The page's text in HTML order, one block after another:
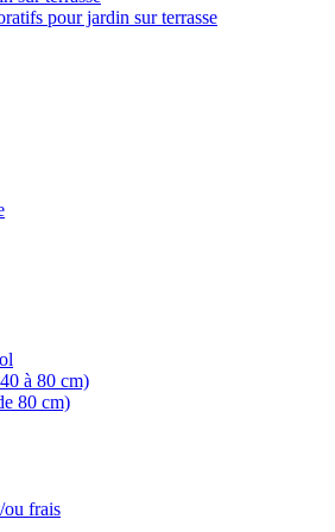
pour jardin sur terrasse
à 80 cm)
80 cm)
ou frais